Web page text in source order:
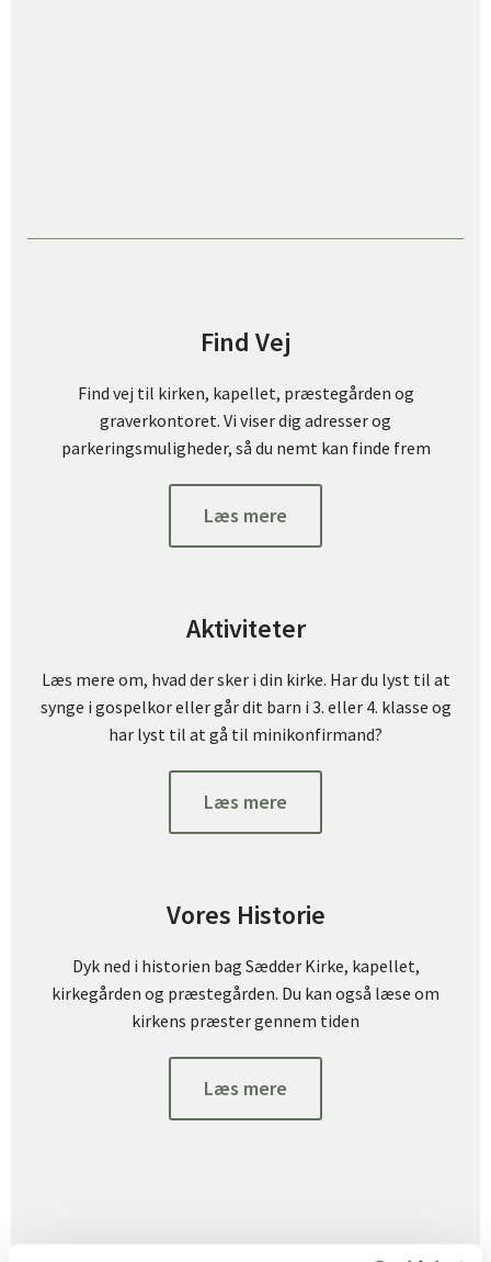
Find Vej
Find vej til kirken, kapellet, præstegården og
graverkontoret. Vi viser dig adresser og
parkeringsmuligheder, så du nemt kan finde frem
Læs mere
Aktiviteter
Læs mere om, hvad der sker i din kirke. Har du lyst til at
synge i gospelkor eller går dit barn i 3. eller 4. klasse og
har lyst til at gå til minikonfirmand?
Læs mere
Vores Historie
Dyk ned i historien bag Sædder Kirke, kapellet,
kirkegården og præstegården. Du kan også læse om
kirkens præster gennem tiden
Læs mere